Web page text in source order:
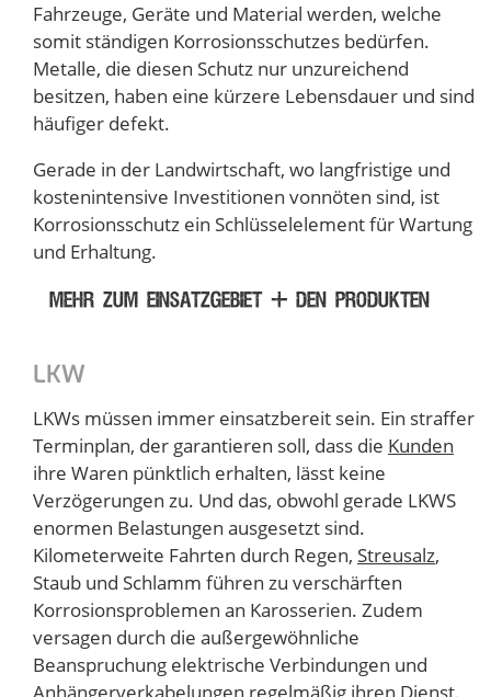
Fahrzeuge, Geräte und Material werden, welche
somit ständigen Korrosionsschutzes bedürfen.
Metalle, die diesen Schutz nur unzureichend
besitzen, haben eine kürzere Lebensdauer und sind
häufiger defekt.
Gerade in der Landwirtschaft, wo langfristige und
kostenintensive Investitionen vonnöten sind, ist
Korrosionsschutz ein Schlüsselelement für Wartung
und Erhaltung.
MEHR ZUM EINSATZGEBIET + DEN PRODUKTEN
LKW
LKWs müssen immer einsatzbereit sein. Ein straffer
Terminplan, der garantieren soll, dass die Kunden
ihre Waren pünktlich erhalten, lässt keine
Verzögerungen zu. Und das, obwohl gerade LKWS
enormen Belastungen ausgesetzt sind.
Kilometerweite Fahrten durch Regen, Streusalz,
Staub und Schlamm führen zu verschärften
Korrosionsproblemen an Karosserien. Zudem
versagen durch die außergewöhnliche
Beanspruchung elektrische Verbindungen und